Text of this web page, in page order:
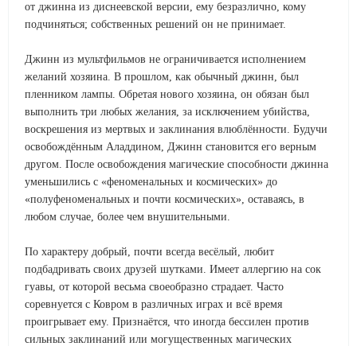
от джинна из диснеевской версии, ему безразлично, кому
подчиняться; собственных решений он не принимает.
Джинн из мультфильмов не ограничивается исполнением
желаний хозяина. В прошлом, как обычный джинн, был
пленником лампы. Обретая нового хозяина, он обязан был
выполнить три любых желания, за исключением убийства,
воскрешения из мертвых и заклинания влюблённости. Будучи
освобождённым Аладдином, Джинн становится его верным
другом. После освобождения магические способности джинна
уменьшились с «феноменальных и космических» до
«полуфеноменальных и почти космических», оставаясь, в
любом случае, более чем внушительными.
По характеру добрый, почти всегда весёлый, любит
подбадривать своих друзей шутками. Имеет аллергию на сок
гуавы, от которой весьма своеобразно страдает. Часто
соревнуется с Ковром в различных играх и всё время
проигрывает ему. Признаётся, что иногда бессилен против
сильных заклинаний или могущественных магических